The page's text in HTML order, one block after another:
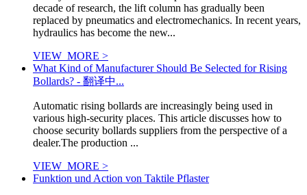
decade of research, the lift column has gradually been
replaced by pneumatics and electromechanics. In recent years,
hydraulics has become the new...
VIEW_MORE >
What Kind of Manufacturer Should Be Selected for Rising
Bollards? - 翻译中...
Automatic rising bollards are increasingly being used in
various high-security places. This article discusses how to
choose security bollards suppliers from the perspective of a
dealer.The production ...
VIEW_MORE >
Funktion und Action von Taktile Pflaster